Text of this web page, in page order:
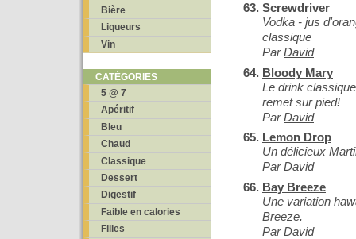
Bière
Liqueurs
Vin
CATÉGORIES
5 @ 7
Apéritif
Bleu
Chaud
Classique
Dessert
Digestif
Faible en calories
Filles
Screwdriver
Vodka - jus
classique
ParDavid
Bloody Mary
Le drink
remet sur pied!
ParDavid
Lemon Drop
Un délicieux
ParDavid
Bay Breeze
Une variation
Breeze.
ParDavid